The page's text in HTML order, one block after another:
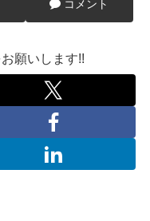
コメント
願いします!!